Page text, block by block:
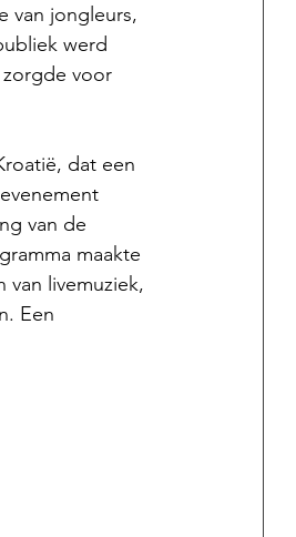
van jongleurs,
werd
voor
dat een
van de
maakte
van livemuziek,
Een